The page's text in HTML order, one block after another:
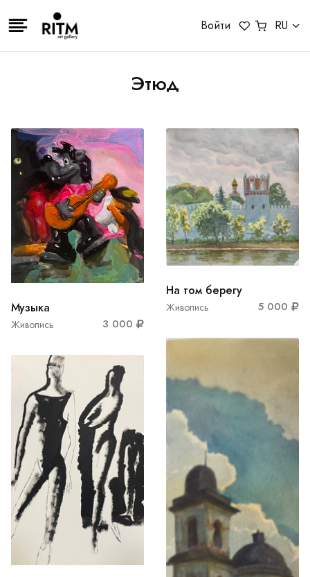
Войти RU
Этюд
Музыка
Живопись 3 000
На том берегу
Живопись 5 000